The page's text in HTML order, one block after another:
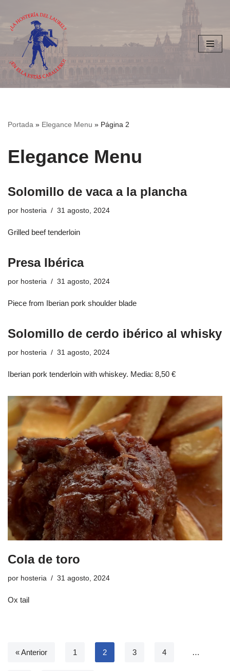
Saltar
contenido
Portada » Elegance Menu » Página 2
Elegance Menu
Solomillo de vaca a la plancha
por hosteria 31 agosto, 2024
Grilled beef tenderloin
Presa Ibérica
por hosteria 31 agosto, 2024
Piece from Iberian pork shoulder blade
Solomillo de cerdo ibérico al whisky
por hosteria 31 agosto, 2024
Iberian pork tenderloin with whiskey. Media: 8,50 €
Cola de toro
por hosteria 31 agosto, 2024
Ox tail
« Anterior 1 2 3 4 …